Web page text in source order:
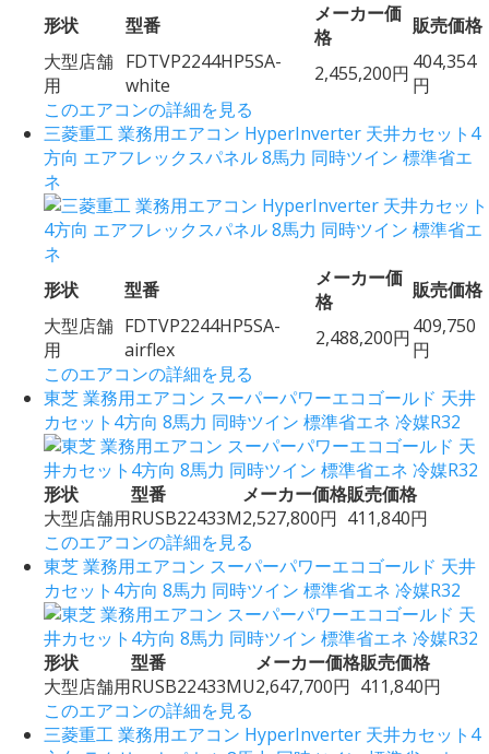
形状 型番
メーカー価
格
販売価格
大型店舗
用
FDTVP2244HP5SA-
white
2,455,200円 404,354
円
このエアコンの詳細を見る
三菱重工 業務用エアコン HyperInverter 天井カセット4
方向 エアフレックスパネル 8馬力 同時ツイン 標準省エ
ネ
形状 型番
メーカー価
格
販売価格
大型店舗
用
FDTVP2244HP5SA-
airflex
2,488,200円409,750
円
このエアコンの詳細を見る
東芝 業務用エアコン スーパーパワーエコゴールド 天井
カセット4方向 8馬力 同時ツイン 標準省エネ 冷媒R32
形状 型番 メーカー価格販売価格
大型店舗用RUSB22433M2,527,800円 411,840円
このエアコンの詳細を見る
東芝 業務用エアコン スーパーパワーエコゴールド 天井
カセット4方向 8馬力 同時ツイン 標準省エネ 冷媒R32
形状 型番 メーカー価格販売価格
大型店舗用RUSB22433MU2,647,700円 411,840円
このエアコンの詳細を見る
三菱重工 業務用エアコン HyperInverter 天井カセット4